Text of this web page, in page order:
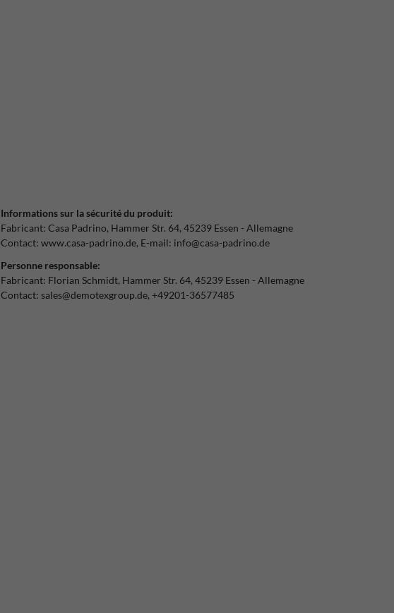
Informations sur la sécurité du produit:
Fabricant: Casa Padrino Hammer Str. 64 45239 Essen
Allemagne
Contact: www.casa-padrino.de E-mail: info@casa-padrino.de
Personne responsable:
Fabricant: Florian Schmidt Hammer Str. 64 45239 Essen
Allemagne
Contact: sales@demotexgroup.de +49201-36577485